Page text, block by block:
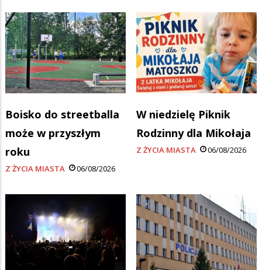
Boisko do streetballa
może w przyszłym
roku
Z ŻYCIA MIASTA 06/08/2026
W niedzielę Piknik
Rodzinny dla Mikołaja
Z ŻYCIA MIASTA 06/08/2026